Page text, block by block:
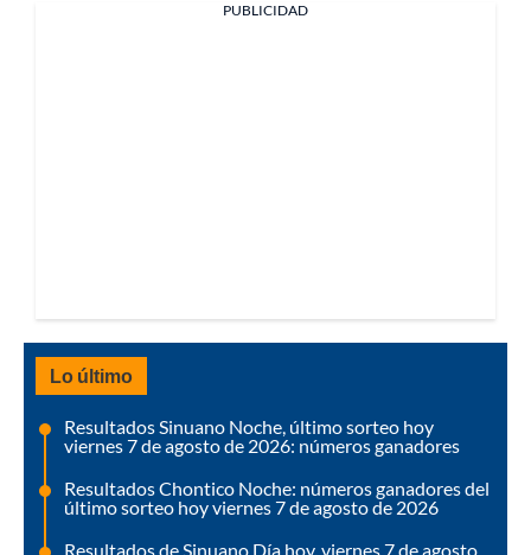
PUBLICIDAD
Lo último
Resultados Sinuano Noche, último sorteo hoy
viernes 7 de agosto de 2026: números ganadores
Resultados Chontico Noche: números ganadores del
último sorteo hoy viernes 7 de agosto de 2026
Resultados de Sinuano Día hoy, viernes 7 de agosto